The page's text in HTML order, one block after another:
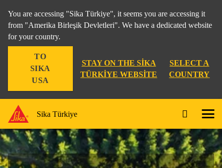
You are accessing "Sika Türkiye", it seems you are accessing it
from "Amerika Birleşik Devletleri". We have a dedicated website
for your country.
TO
SIKA
USA
STAY ON THE SIKA
TÜRKIYE WEBSITE
SELECT A
COUNTRY
Sika Türkiye